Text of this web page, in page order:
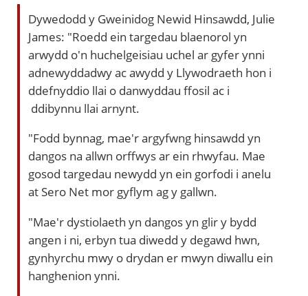
Dywedodd y Gweinidog Newid Hinsawdd, Julie
James: "Roedd ein targedau blaenorol yn
arwydd o'n huchelgeisiau uchel ar gyfer ynni
adnewyddadwy ac awydd y Llywodraeth hon i
ddefnyddio llai o danwyddau ffosil ac i
ddibynnu llai arnynt.
"Fodd bynnag, mae'r argyfwng hinsawdd yn
dangos na allwn orffwys ar ein rhwyfau. Mae
gosod targedau newydd yn ein gorfodi i anelu
at Sero Net mor gyflym ag y gallwn.
"Mae'r dystiolaeth yn dangos yn glir y bydd
angen i ni, erbyn tua diwedd y degawd hwn,
gynhyrchu mwy o drydan er mwyn diwallu ein
hanghenion ynni.